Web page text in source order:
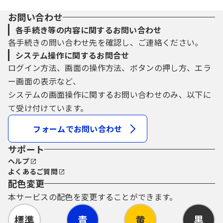
お問い合わせ
各手続き等の内容に関するお問い合わせ
各手続きの問い合わせ先を確認し、ご連絡ください。
システム操作に関するお問合せ
ログイン方法、画面の操作方法、ボタンの押し方、エラ
ー画面の表示など、
システムの画面操作に関するお問い合わせのみ、以下に
て受け付けています。
フォームでお問い合わせ
サポート
ヘルプ
よくあるご質問
配色変更
本サービスの配色を変更することができます。
標準 青 黄 黒